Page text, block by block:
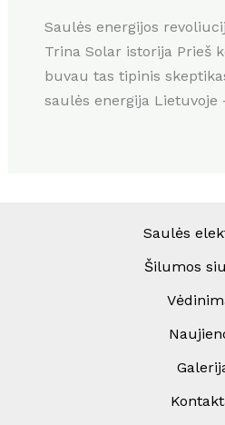
Saulės energijos
Trina Solar istorija Prieš
buvau tas tipinis
saulės energija
Saulės
Šilumos